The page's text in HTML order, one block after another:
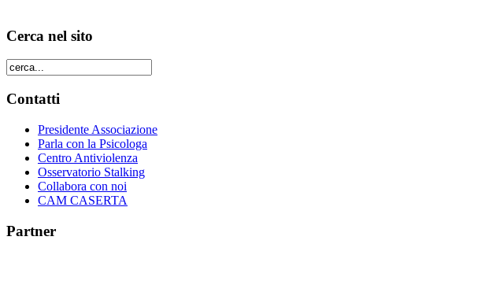
Cerca nel sito
Contatti
Presidente Associazione
Parla con la Psicologa
Centro Antiviolenza
Osservatorio Stalking
Collabora con noi
CAM CASERTA
Partner